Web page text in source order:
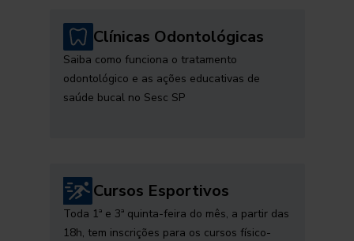
Clínicas Odontológicas
Saiba como funciona o tratamento
odontológico e as ações educativas de
saúde bucal no Sesc SP
Cursos Esportivos
Toda 1ª e 3ª quinta-feira do mês, a partir das
18h, tem inscrições para os cursos físico-